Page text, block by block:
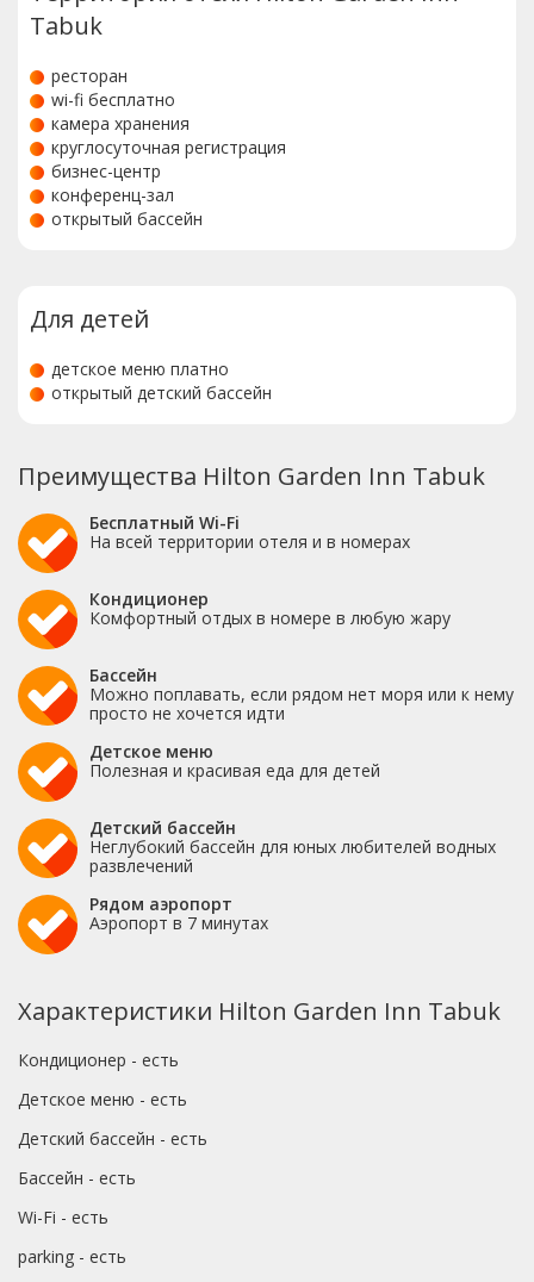
Tabuk
ресторан
wi-fi бесплатно
камера хранения
круглосуточная регистрация
бизнес-центр
конференц-зал
открытый бассейн
Для детей
детское меню платно
открытый детский бассейн
Преимущества Hilton Garden Inn Tabuk
Бесплатный Wi-Fi
На всей территории отеля и в номерах
Кондиционер
Комфортный отдых в номере в любую жару
Бассейн
Можно поплавать, если рядом нет моря или к нему
просто не хочется идти
Детское меню
Полезная и красивая еда для детей
Детский бассейн
Неглубокий бассейн для юных любителей водных
развлечений
Рядом аэропорт
Аэропорт в 7 минутах
Характеристики Hilton Garden Inn Tabuk
Кондиционер - есть
Детское меню - есть
Детский бассейн - есть
Бассейн - есть
Wi-Fi - есть
parking - есть